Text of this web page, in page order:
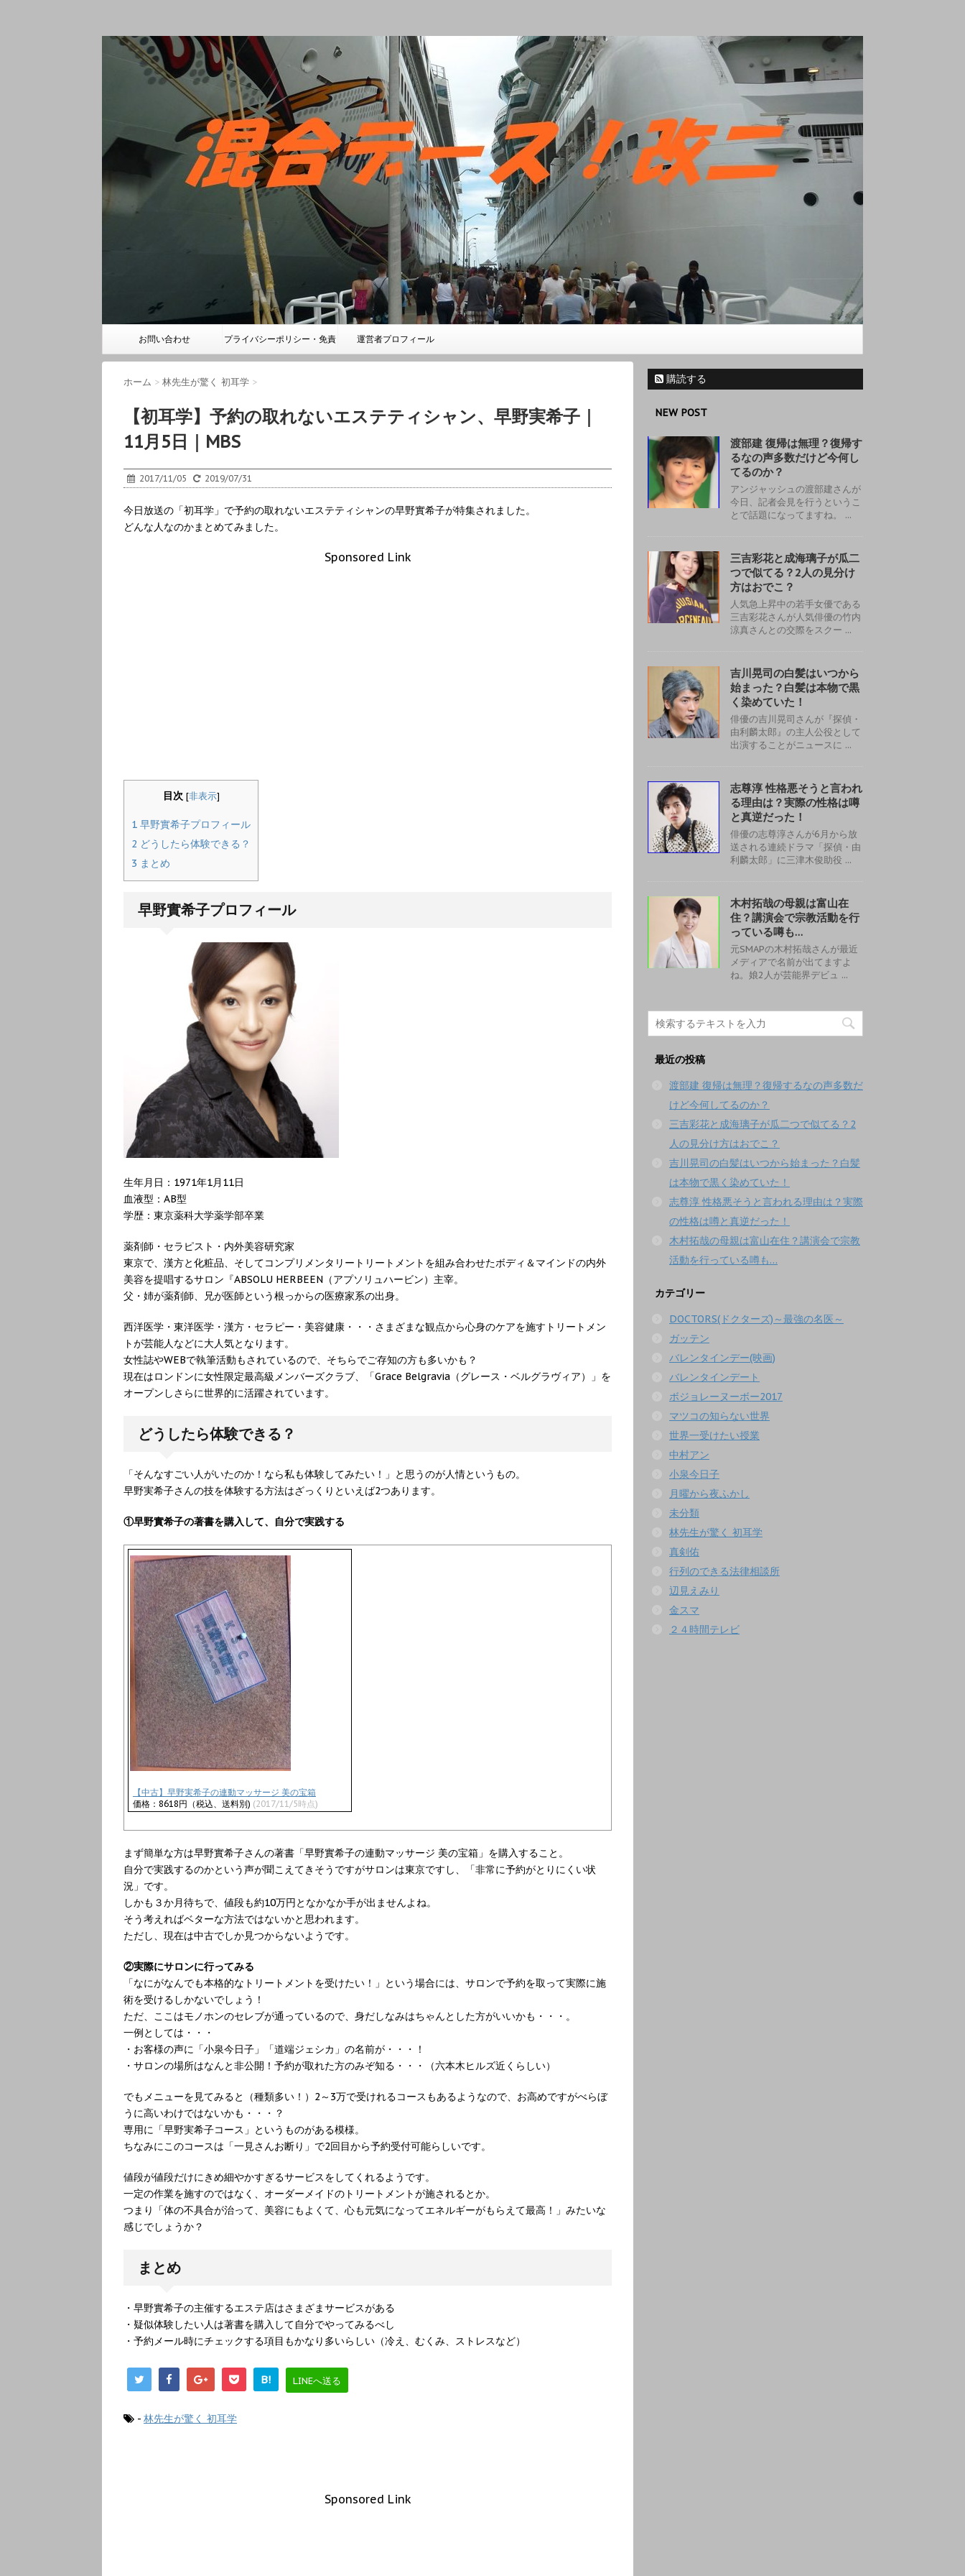
お問い合わせ プライバシーポリシー・免責 運営者プロフィール
ホーム > 林先生が驚く 初耳学 >
【初耳学】予約の取れないエステティシャン、早野実希子｜
11月5日｜MBS
2017/11/05 2019/07/31
今日放送の「初耳学」で予約の取れないエステティシャンの早野實希子が特集されました。
どんな人なのかまとめてみました。
Sponsored Link
目次 [非表示]
1 早野實希子プロフィール
2 どうしたら体験できる？
3 まとめ
早野實希子プロフィール
生年月日：1971年1月11日
血液型：AB型
学歴：東京薬科大学薬学部卒業
薬剤師・セラピスト・内外美容研究家
東京で、漢方と化粧品、そしてコンプリメンタリートリートメントを組み合わせたボディ＆マインドの内外
美容を提唱するサロン『ABSOLU HERBEEN（アプソリュハービン）主宰。
父・姉が薬剤師、兄が医師という根っからの医療家系の出身。
西洋医学・東洋医学・漢方・セラピー・美容健康・・・さまざまな観点から心身のケアを施すトリートメン
トが芸能人などに大人気となります。
女性誌やWEBで執筆活動もされているので、そちらでご存知の方も多いかも？
現在はロンドンに女性限定最高級メンバーズクラブ、「Grace Belgravia（グレース・ベルグラヴィア）」を
オープンしさらに世界的に活躍されています。
どうしたら体験できる？
「そんなすごい人がいたのか！なら私も体験してみたい！」と思うのが人情というもの。
早野実希子さんの技を体験する方法はざっくりといえば2つあります。
①早野實希子の著書を購入して、自分で実践する
【中古】早野実希子の連動マッサージ 美の宝箱
価格：8618円（税込、送料別) (2017/11/5時点)
まず簡単な方は早野實希子さんの著書「早野實希子の連動マッサージ 美の宝箱」を購入すること。
自分で実践するのかという声が聞こえてきそうですがサロンは東京ですし、「非常に予約がとりにくい状
況」です。
しかも３か月待ちで、値段も約10万円となかなか手が出ませんよね。
そう考えればベターな方法ではないかと思われます。
ただし、現在は中古でしか見つからないようです。
②実際にサロンに行ってみる
「なにがなんでも本格的なトリートメントを受けたい！」という場合には、サロンで予約を取って実際に施
術を受けるしかないでしょう！
ただ、ここはモノホンのセレブが通っているので、身だしなみはちゃんとした方がいいかも・・・。
一例としては・・・
・お客様の声に「小泉今日子」「道端ジェシカ」の名前が・・・！
・サロンの場所はなんと非公開！予約が取れた方のみぞ知る・・・（六本木ヒルズ近くらしい）
でもメニューを見てみると（種類多い！）2～3万で受けれるコースもあるようなので、お高めですがべらぼ
うに高いわけではないかも・・・？
専用に「早野実希子コース」というものがある模様。
ちなみにこのコースは「一見さんお断り」で2回目から予約受付可能らしいです。
値段が値段だけにきめ細やかすぎるサービスをしてくれるようです。
一定の作業を施すのではなく、オーダーメイドのトリートメントが施されるとか。
つまり「体の不具合が治って、美容にもよくて、心も元気になってエネルギーがもらえて最高！」みたいな
感じでしょうか？
まとめ
・早野實希子の主催するエステ店はさまざまサービスがある
・疑似体験したい人は著書を購入して自分でやってみるべし
・予約メール時にチェックする項目もかなり多いらしい（冷え、むくみ、ストレスなど）
B! LINEへ送る
- 林先生が驚く 初耳学
Sponsored Link
購読する
NEW POST
渡部建 復帰は無理？復帰す
るなの声多数だけど今何し
てるのか？
アンジャッシュの渡部建さんが
今日、記者会見を行うというこ
とで話題になってますね。 ...
三吉彩花と成海璃子が瓜二
つで似てる？2人の見分け
方はおでこ？
人気急上昇中の若手女優である
三吉彩花さんが人気俳優の竹内
涼真さんとの交際をスクー ...
吉川晃司の白髪はいつから
始まった？白髪は本物で黒
く染めていた！
俳優の吉川晃司さんが『探偵・
由利麟太郎』の主人公役として
出演することがニュースに ...
志尊淳 性格悪そうと言われ
る理由は？実際の性格は噂
と真逆だった！
俳優の志尊淳さんが6月から放
送される連続ドラマ「探偵・由
利麟太郎」に三津木俊助役 ...
木村拓哉の母親は富山在
住？講演会で宗教活動を行
っている噂も…
元SMAPの木村拓哉さんが最近
メディアで名前が出てますよ
ね。娘2人が芸能界デビュ ...
最近の投稿
渡部建 復帰は無理？復帰するなの声多数だ
けど今何してるのか？
三吉彩花と成海璃子が瓜二つで似てる？2
人の見分け方はおでこ？
吉川晃司の白髪はいつから始まった？白髪
は本物で黒く染めていた！
志尊淳 性格悪そうと言われる理由は？実際
の性格は噂と真逆だった！
木村拓哉の母親は富山在住？講演会で宗教
活動を行っている噂も…
カテゴリー
DOCTORS(ドクターズ)～最強の名医～
ガッテン
バレンタインデー(映画)
バレンタインデート
ボジョレーヌーボー2017
マツコの知らない世界
世界一受けたい授業
中村アン
小泉今日子
月曜から夜ふかし
未分類
林先生が驚く 初耳学
真剣佑
行列のできる法律相談所
辺見えみり
金スマ
２４時間テレビ